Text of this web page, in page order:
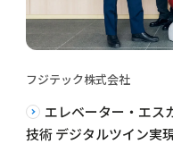
フジテック株式会社
エレベーター・エス
技術 デジタルツイン実